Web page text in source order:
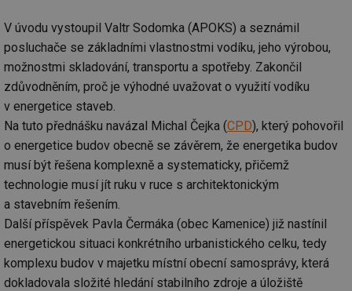
V úvodu vystoupil Valtr Sodomka (APOKS) a seznámil
posluchače se základními vlastnostmi vodíku, jeho výrobou,
možnostmi skladování, transportu a spotřeby. Zakončil
zdůvodněním, proč je výhodné uvažovat o využití vodíku
v energetice staveb.
Na tuto přednášku navázal Michal Čejka (CPD), který pohovořil
o energetice budov obecně se závěrem, že energetika budov
musí být řešena komplexně a systematicky, přičemž
technologie musí jít ruku v ruce s architektonickým
a stavebním řešením.
Další příspěvek Pavla Čermáka (obec Kamenice) již nastínil
energetickou situaci konkrétního urbanistického celku, tedy
komplexu budov v majetku místní obecní samosprávy, která
dokladovala složité hledání stabilního zdroje a úložiště